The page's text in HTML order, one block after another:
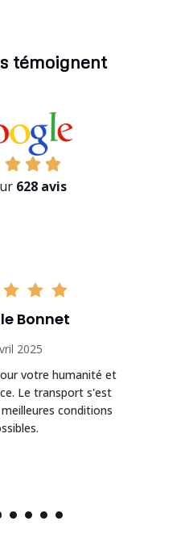
témoignent
628 avis
Bonnet
2025
votre humanité et
Le transport s'est
conditions